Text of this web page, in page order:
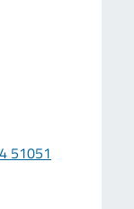
51051